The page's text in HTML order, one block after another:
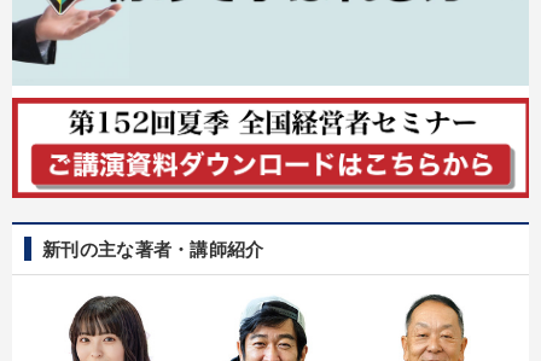
井上和弘の財務力UP
「儲けの本質」を突く 147回春季大会
数字・税務・決算書
全国経営者セミナー収録〈売れ筋・人気ランキング〉＆新刊・好
社員が自律的に動き出す組織づくり
組織と人を動かすマネジメント力を磨く
新刊の主な著者・講師紹介